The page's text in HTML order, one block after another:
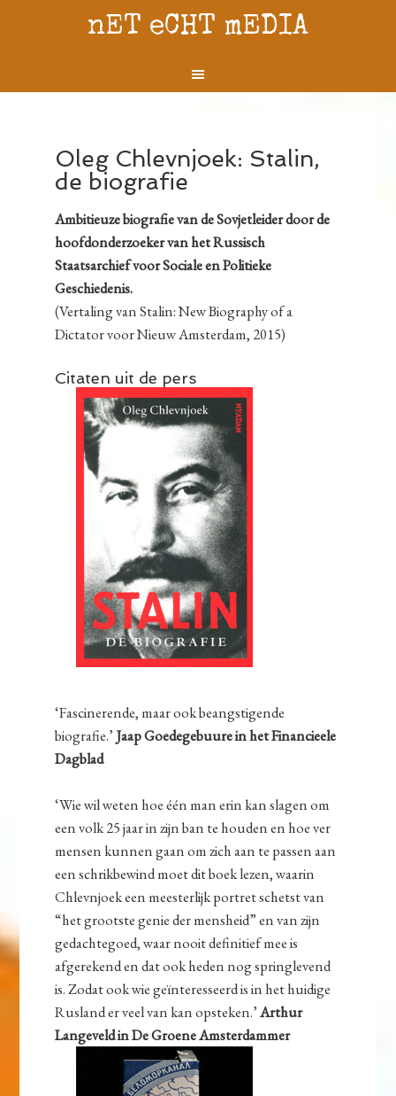
nET eCHT mEDIA
Oleg Chlevnjoek: Stalin,
de biografie
Ambitieuze biografie van de Sovjetleider door de
hoofdonderzoeker van het Russisch
Staatsarchief voor Sociale en Politieke
Geschiedenis.
(Vertaling van Stalin: New Biography of a
Dictator voor Nieuw Amsterdam, 2015)
Citaten uit de pers
‘Fascinerende, maar ook beangstigende
biografie.’ Jaap Goedegebuure in het Financieele
Dagblad
‘Wie wil weten hoe één man erin kan slagen om
een volk 25 jaar in zijn ban te houden en hoe ver
mensen kunnen gaan om zich aan te passen aan
een schrikbewind moet dit boek lezen, waarin
Chlevnjoek een meesterlijk portret schetst van
“het grootste genie der mensheid” en van zijn
gedachtegoed, waar nooit definitief mee is
afgerekend en dat ook heden nog springlevend
is. Zodat ook wie geïnteresseerd is in het huidige
Rusland er veel van kan opsteken.’Arthur
Langeveld in De Groene Amsterdammer